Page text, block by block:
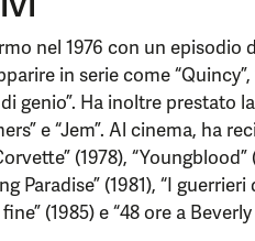
nel 1976 con un episodio
in serie come
genio”. Ha inoltre prestato
e “Jem”. Al cinema, ha
(1978), “Youngblood”
Paradise” (1981), “I
(1985) e “48 ore a Beverly